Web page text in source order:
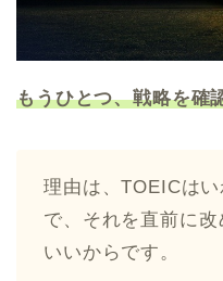
もうひとつ、戦略を確
理由は、TOEICは
で、それを直前に
いいからです。